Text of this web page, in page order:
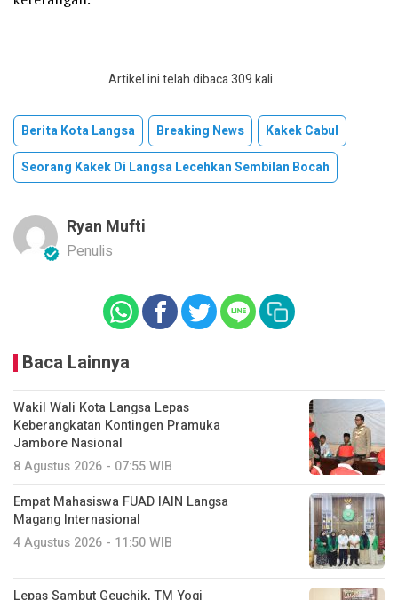
Artikel ini telah dibaca 309 kali
Berita Kota Langsa Breaking News
Kakek Cabul
Seorang Kakek Di Langsa Lecehkan Sembilan Bocah
Ryan Mufti
Penulis
Baca Lainnya
Wakil Wali Kota Langsa Lepas
Keberangkatan Kontingen Pramuka
Jambore Nasional
8 Agustus 2026 - 07:55 WIB
Empat Mahasiswa FUAD IAIN Langsa
Magang Internasional
4 Agustus 2026 - 11:50 WIB
Lepas Sambut Geuchik, TM Yogi